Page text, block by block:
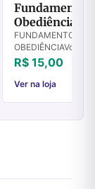
Fundamentos
Obediência -
FUNDAMENTOS
Cristã Destruídos
poderá fazer o
o prazer de
R$ 15,00
Ver na loja